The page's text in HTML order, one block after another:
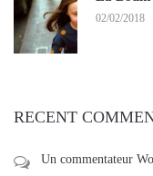
02/02/2018
RECENT
Un commentateur